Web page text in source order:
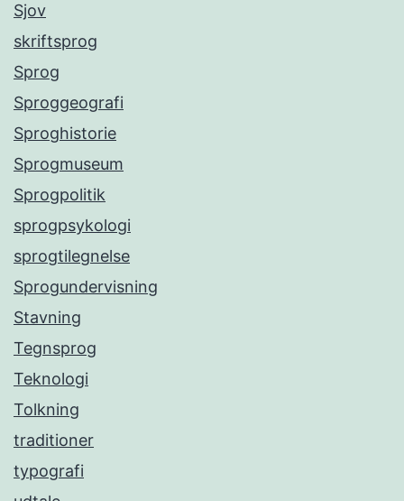
Sjov
skriftsprog
Sprog
Sproggeografi
Sproghistorie
Sprogmuseum
Sprogpolitik
sprogpsykologi
sprogtilegnelse
Sprogundervisning
Stavning
Tegnsprog
Teknologi
Tolkning
traditioner
typografi